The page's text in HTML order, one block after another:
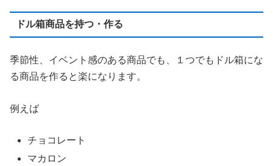
ドル箱商品を持つ・作る
季節性、イベント感のある商品でも、１つでもドル箱にな
る商品を作ると楽になります。
例えば
チョコレート
マカロン